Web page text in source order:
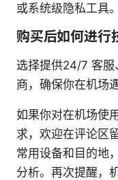
或系统级隐私工具。
购买后如何进行
选择提供24/7 客服
商，确保你在机场
如果你对在机场使
求，欢迎在评论区
常用设备和目的地
分析。再次提醒，